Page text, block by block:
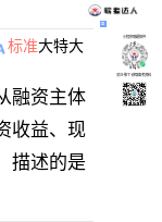
标准大特大
融资主体
收益、现
描述的是
小程序刷题软件
关注“柴丁”获取备考资料